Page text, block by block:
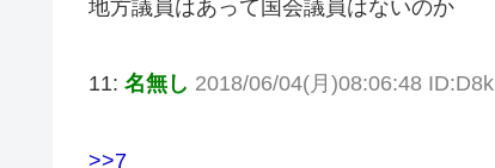
地方議員はあって国会議員はないのか
11: 名無し 2018/06/04(月)08:06:48 ID:D8k
>>7